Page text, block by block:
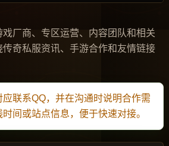
厂商、专区运营、内容团队和相关
奇私服资讯、手游合作和友情链接
联系QQ，并在沟通时说明合作需
间或站点信息，便于快速对接。